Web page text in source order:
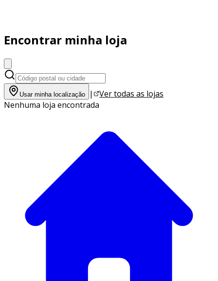
Encontrar minha loja
Usar minha localização |
Ver todas as lojas
Nenhuma loja encontrada